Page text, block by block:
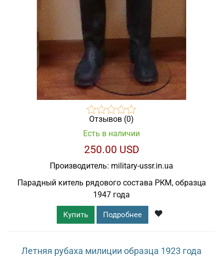
Отзывов (0)
Есть в наличии
250.00 USD
Производитель: military-ussr.in.ua
Парадный китель рядового состава РКМ, образца
1947 года
Купить Подробнее
Летняя рубаха милиции образца 1923 года